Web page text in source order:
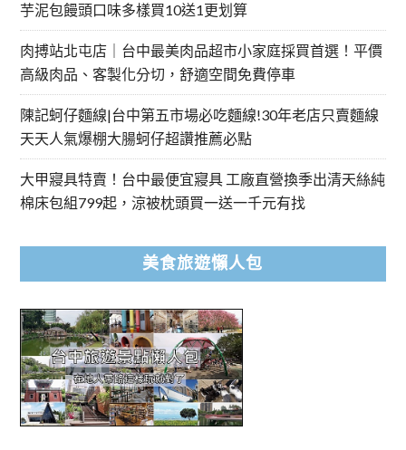
芋泥包饅頭口味多樣買10送1更划算
肉搏站北屯店｜台中最美肉品超市小家庭採買首選！平價
高級肉品、客製化分切，舒適空間免費停車
陳記蚵仔麵線|台中第五市場必吃麵線!30年老店只賣麵線
天天人氣爆棚大腸蚵仔超讚推薦必點
大甲寢具特賣！台中最便宜寢具 工廠直營換季出清天絲純
棉床包組799起，涼被枕頭買一送一千元有找
美食旅遊懶人包